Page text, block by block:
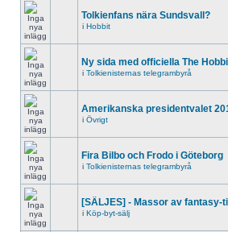
Tolkienfans nära Sundsvall?
i Hobbit
Ny sida med officiella The
i Tolkienisternas telegrambyrå
Amerikanska presidentvalet
i Övrigt
Fira Bilbo och Frodo i Göteborg
i Tolkienisternas telegrambyrå
[SÄLJES] - Massor av fantasy-
i Köp-byt-sälj